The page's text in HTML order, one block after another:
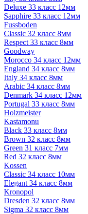
Deluxe 33 класс 12мм
Sapphire 33 класс 12мм
Fussboden
Classic 32 класс 8мм
Respect 33 класс 8мм
Goodway
Morocco 34 класс 12мм
England 34 класс 8мм
Italy 34 класс 8мм
Arabic 34 класс 8мм
Denmark 34 класс 12мм
Portugal 33 класс 8мм
Holzmeister
Kastamonu
Black 33 класс 8мм
Brown 32 класс 8мм
Green 31 класс 7мм
Red 32 класс 8мм
Kossen
Classic 34 класс 10мм
Elegant 34 класс 8мм
Kronopol
Dresden 32 класс 8мм
Sigma 32 класс 8мм